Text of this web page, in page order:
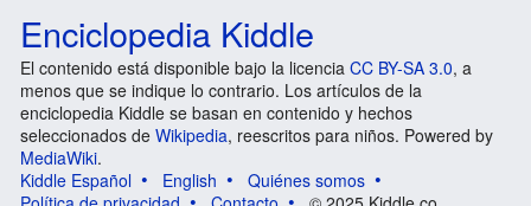
Enciclopedia Kiddle
El contenido está disponible bajo la licencia CC BY-SA 3.0, a
menos que se indique lo contrario. Los artículos de la
enciclopedia Kiddle se basan en contenido y hechos
seleccionados de Wikipedia, reescritos para niños. Powered by
MediaWiki.
Kiddle Español
English
Quiénes somos